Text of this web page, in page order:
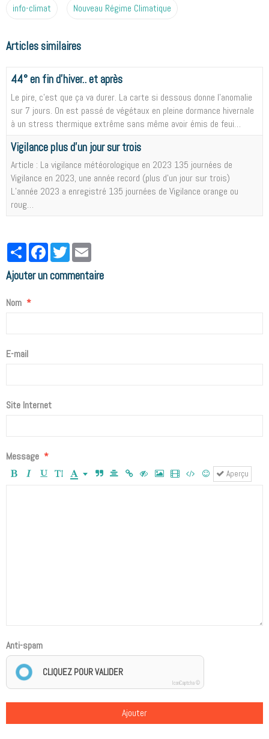
info-climat Nouveau Régime Climatique
Articles similaires
44° en fin d'hiver.. et après
Le pire, c'est que ça va durer. La carte si dessous donne l'anomalie
sur 7 jours. On est passé de végétaux en pleine dormance hivernale
à un stress thermique extrême sans même avoir émis de feui…
Vigilance plus d'un jour sur trois
Article : La vigilance météorologique en 2023 135 journées de
Vigilance en 2023, une année record (plus d'un jour sur trois)
L’année 2023 a enregistré 135 journées de Vigilance orange ou
roug…
PartagerFacebookTwitter
Ajouter un commentaire
Nom
E-mail
Site Internet
Message
Aperçu
Anti-spam
CLIQUEZ POUR VALIDER
IconCaptcha ©
Ajouter